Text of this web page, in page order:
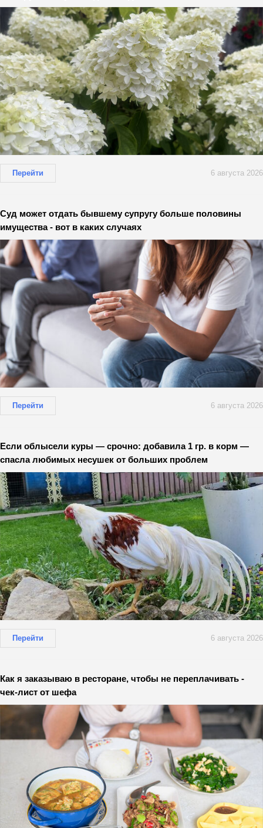
Перейти 6 августа 2026
Суд может отдать бывшему супругу больше половины
имущества - вот в каких случаях
Перейти 6 августа 2026
Если облысели куры — срочно: добавила 1 гр. в корм —
спасла любимых несушек от больших проблем
Перейти 6 августа 2026
Как я заказываю в ресторане, чтобы не переплачивать -
чек-лист от шефа